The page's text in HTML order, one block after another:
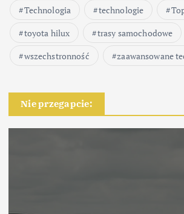
Technologia
technologie
toyota hilux
trasy samochodowe
wszechstronność
zaawansowane
Nie przegapcie: